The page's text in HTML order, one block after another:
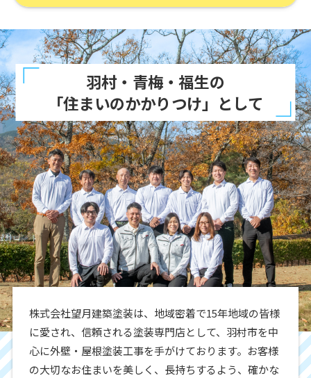
羽村・青梅・福生の
「住まいのかかりつけ」として
株式会社望月建築塗装は、地域密着で15年地域の皆様
に愛され、信頼される塗装専門店として、羽村市を中
心に外壁・屋根塗装工事を手がけております。お客様
の大切なお住まいを美しく、長持ちするよう、確かな